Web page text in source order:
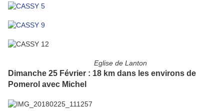
Eglise de Lanton
Dimanche 25 Février : 18 km dans les environs de
Pomerol avec Michel